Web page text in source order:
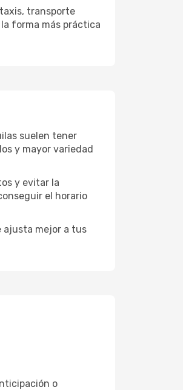
transporte
forma más práctica
suelen tener
y mayor variedad
y evitar la
el horario
ajusta mejor a tus
o